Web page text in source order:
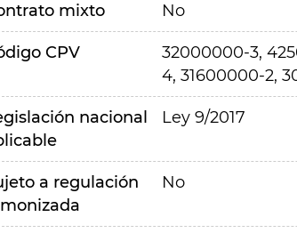
mixto No
CPV
32000000-3,
4, 31600000-2,
nacional
Ley 9/2017
a regulación
No